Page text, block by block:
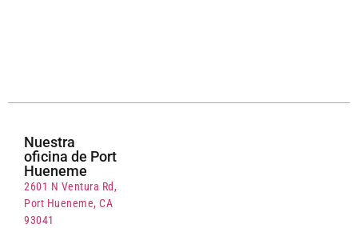
Nuestra
oficina de Port
Hueneme
2601 N Ventura Rd,
Port Hueneme, CA
93041